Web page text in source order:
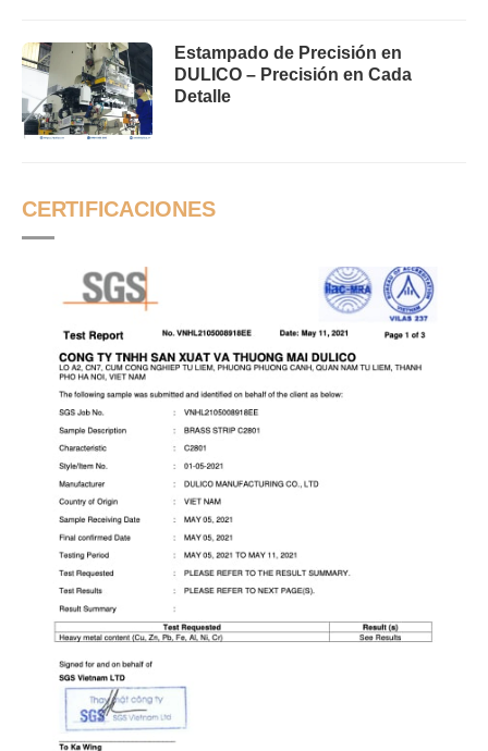
Estampado de Precisión en
DULICO – Precisión en Cada
Detalle
CERTIFICACIONES